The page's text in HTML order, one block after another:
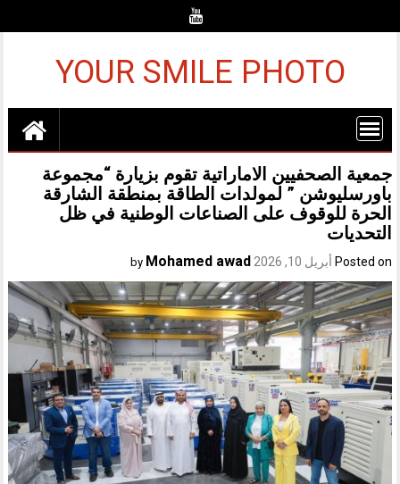
YOUR SMILE PHOTO
جمعية الصحفيين الاماراتية تقوم بزيارة “مجموعة
باورسليوشن ” لمولدات الطاقة بمنطقة الشارقة
الحرة للوقوف على الصناعات الوطنية في ظل
التحديات
Posted on أبريل 10, 2026 Mohamed awad